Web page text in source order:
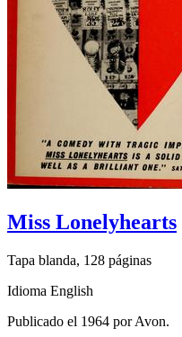
Miss Lonelyhearts
Tapa blanda, 128 páginas
Idioma English
Publicado el 1964 por Avon.